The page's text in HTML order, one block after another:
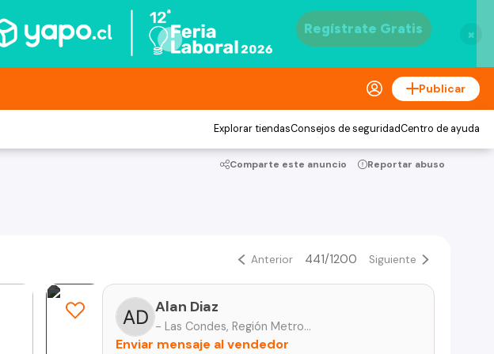
×
Publicar
Explorar tiendasConsejos de seguridadCentro de ayuda
Comparte este anuncio Reportar abuso
Anterior 441/1200 Siguiente
Alan Diaz
- Las Condes, Región Metropolitana
Enviar mensaje al vendedor